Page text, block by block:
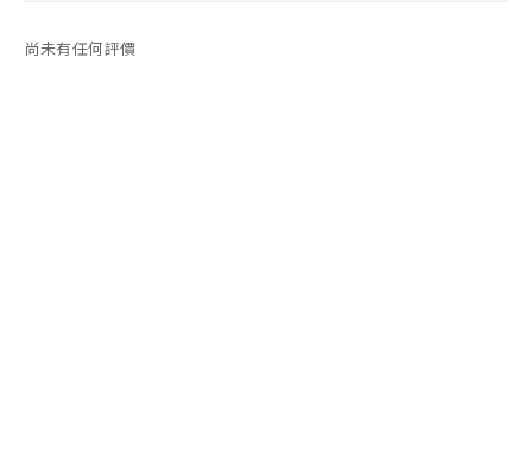
尚未有任何評價